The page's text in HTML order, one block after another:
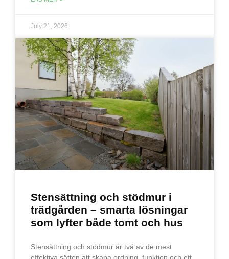
July 21, 2026
Stensättning och stödmur i
trädgården – smarta lösningar
som lyfter både tomt och hus
Stensättning och stödmur är två av de mest